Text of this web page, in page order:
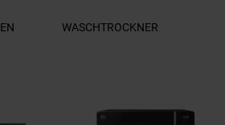
WASCHTROCKNER